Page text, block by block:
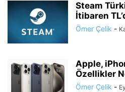
Steam
İtibaren
Ömer Çelik -
Apple,
Özellikler
Ömer Çelik -